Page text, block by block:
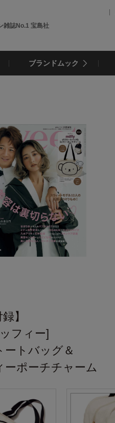
雑誌No.1 宝島社
ブランドムック
】
フィー]
ートバッグ＆
ーポーチチャーム